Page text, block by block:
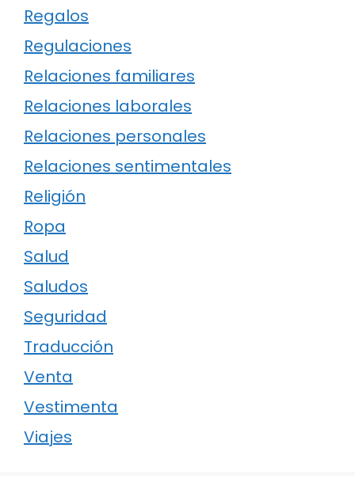
Regalos
Regulaciones
Relaciones familiares
Relaciones laborales
Relaciones personales
Relaciones sentimentales
Religión
Ropa
Salud
Saludos
Seguridad
Traducción
Venta
Vestimenta
Viajes